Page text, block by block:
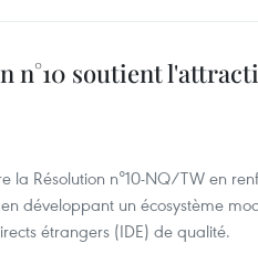
n°10 soutient
la Résolution n°10-NQ/TW en
développant un écosystème
étrangers (IDE) de qualité.